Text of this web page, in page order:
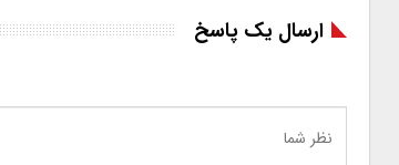
ارسال یک پاسخ